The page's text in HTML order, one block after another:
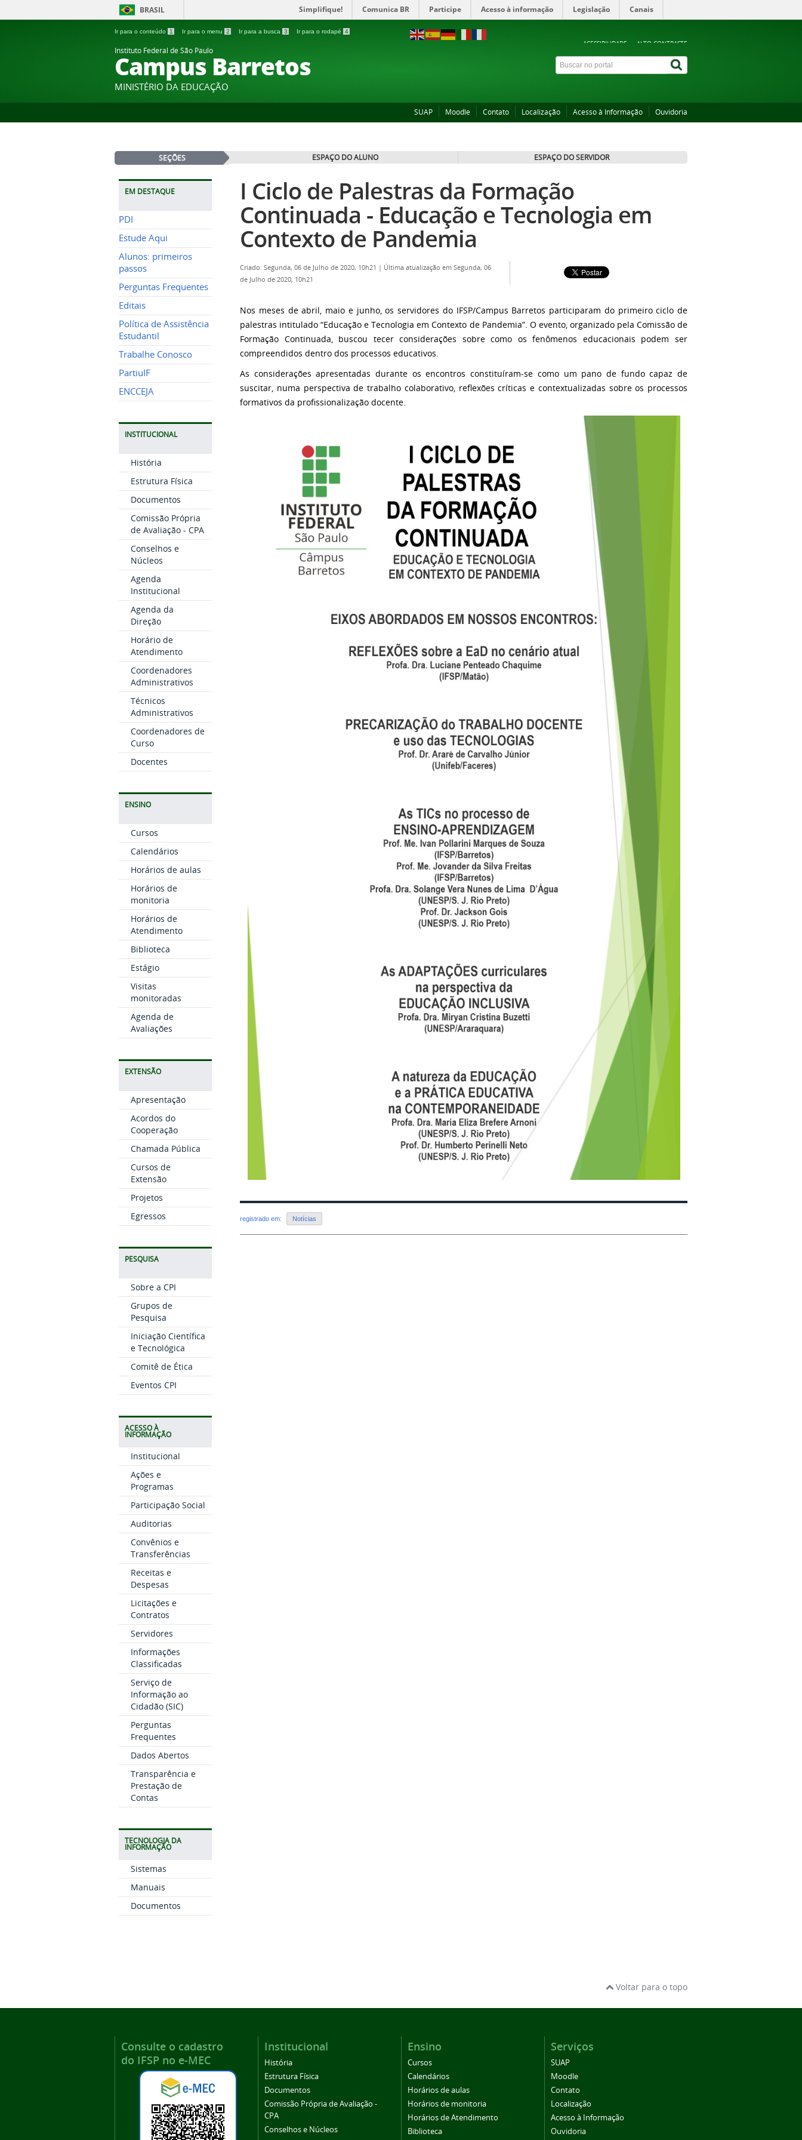
BRASIL Simplifique! Comunica BR Participe Acesso à informação Legislação Canais
Ir para o conteúdo 1 Ir para o menu 2 Ir para a busca 3 Ir para o rodapé 4
ACESSIBILIDADE ALTO CONTRASTE
Instituto Federal de São Paulo
Campus Barretos
MINISTÉRIO DA EDUCAÇÃO
SUAP Moodle Contato Localização Acesso à Informação Ouvidoria
SEÇÕES ESPAÇO DO ALUNO ESPAÇO DO SERVIDOR
EM DESTAQUE
PDI
Estude Aqui
Alunos: primeiros
passos
Perguntas Frequentes
Editais
Política de Assistência
Estudantil
Trabalhe Conosco
PartiuIF
ENCCEJA
INSTITUCIONAL
História
Estrutura Física
Documentos
Comissão Própria
de Avaliação - CPA
Conselhos e
Núcleos
Agenda
Institucional
Agenda da
Direção
Horário de
Atendimento
Coordenadores
Administrativos
Técnicos
Administrativos
Coordenadores de
Curso
Docentes
ENSINO
Cursos
Calendários
Horários de aulas
Horários de
monitoria
Horários de
Atendimento
Biblioteca
Estágio
Visitas
monitoradas
Agenda de
Avaliações
EXTENSÃO
Apresentação
Acordos do
Cooperação
Chamada Pública
Cursos de
Extensão
Projetos
Egressos
PESQUISA
Sobre a CPI
Grupos de
Pesquisa
Iniciação Científica
e Tecnológica
Comitê de Ética
Eventos CPI
ACESSO À
INFORMAÇÃO
Institucional
Ações e
Programas
Participação Social
Auditorias
Convênios e
Transferências
Receitas e
Despesas
Licitações e
Contratos
Servidores
Informações
Classificadas
Serviço de
Informação ao
Cidadão (SIC)
Perguntas
Frequentes
Dados Abertos
Transparência e
Prestação de
Contas
TECNOLOGIA DA
INFORMAÇÃO
Sistemas
Manuais
Documentos
I Ciclo de Palestras da Formação
Continuada - Educação e Tecnologia em
Contexto de Pandemia
Criado: Segunda, 06 de Julho de 2020, 10h21 | Última atualização em Segunda, 06
de Julho de 2020, 10h21
Nos meses de abril, maio e junho, os servidores do IFSP/Campus Barretos participaram do primeiro ciclo de
palestras intitulado “Educação e Tecnologia em Contexto de Pandemia”. O evento, organizado pela Comissão de
Formação Continuada, buscou tecer considerações sobre como os fenômenos educacionais podem ser
compreendidos dentro dos processos educativos.
As considerações apresentadas durante os encontros constituíram-se como um pano de fundo capaz de
suscitar, numa perspectiva de trabalho colaborativo, reflexões críticas e contextualizadas sobre os processos
formativos da profissionalização docente.
registrado em: Notícias
Voltar para o topo
Consulte o cadastro
do IFSP no e-MEC
Institucional
História
Estrutura Física
Documentos
Comissão Própria de Avaliação -
CPA
Conselhos e Núcleos
Ensino
Cursos
Calendários
Horários de aulas
Horários de monitoria
Horários de Atendimento
Biblioteca
Serviços
SUAP
Moodle
Contato
Localização
Acesso à Informação
Ouvidoria